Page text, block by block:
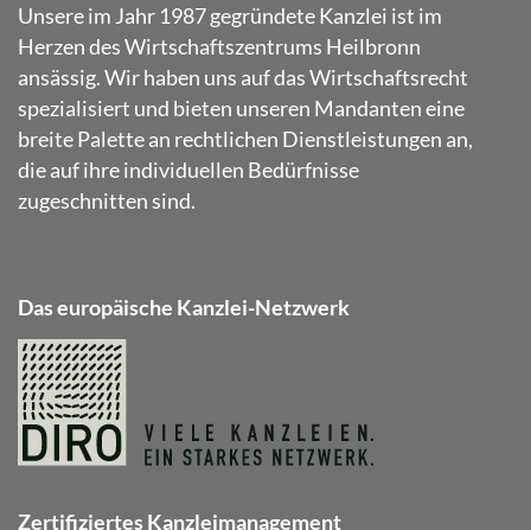
Unsere im Jahr 1987 gegründete Kanzlei ist im
Herzen des Wirtschaftszentrums Heilbronn
ansässig. Wir haben uns auf das Wirtschaftsrecht
spezialisiert und bieten unseren Mandanten eine
breite Palette an rechtlichen Dienstleistungen an,
die auf ihre individuellen Bedürfnisse
zugeschnitten sind.
Das europäische Kanzlei-Netzwerk
Zertifiziertes Kanzleimanagement